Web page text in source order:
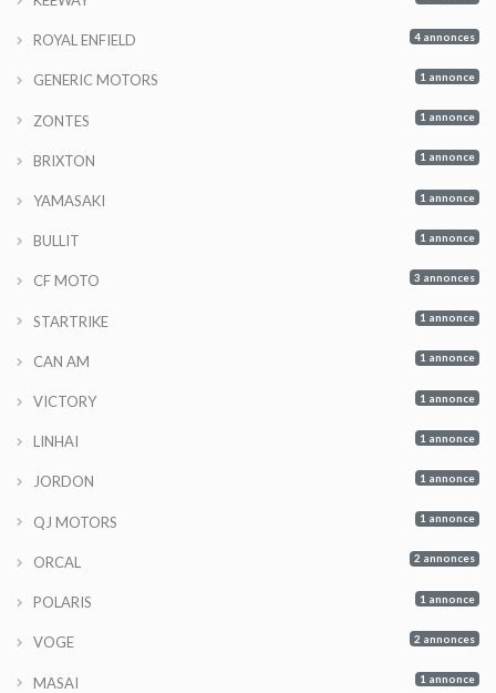
ROYAL ENFIELD 4 annonces
GENERIC MOTORS 1 annonce
ZONTES 1 annonce
BRIXTON 1 annonce
YAMASAKI 1 annonce
BULLIT 1 annonce
CF MOTO 3 annonces
STARTRIKE 1 annonce
CAN AM 1 annonce
VICTORY 1 annonce
LINHAI 1 annonce
JORDON 1 annonce
QJ MOTORS 1 annonce
ORCAL 2 annonces
POLARIS 1 annonce
VOGE 2 annonces
MASAI 1 annonce